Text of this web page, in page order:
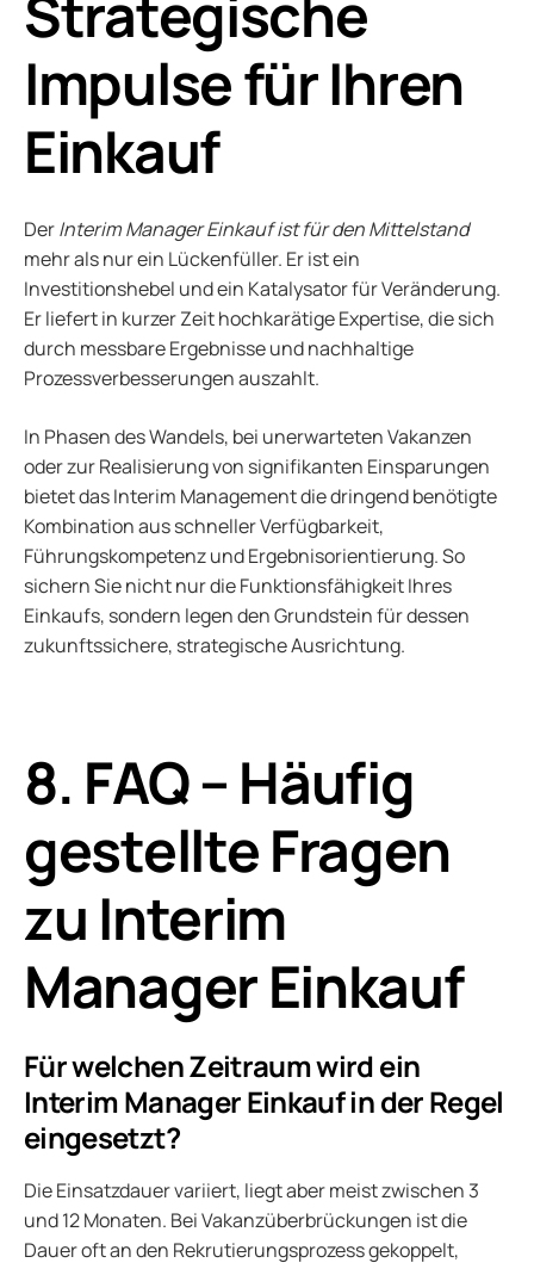
Impulse für Ihren
Einkauf
DerInterim Manager Einkauf ist für den Mittelstand
mehr als nur ein Lückenfüller. Er ist ein
Investitionshebel und ein Katalysator für Veränderung.
Er liefert in kurzer Zeit hochkarätige Expertise, die sich
durch messbare Ergebnisse und nachhaltige
Prozessverbesserungen auszahlt.
In Phasen des Wandels, bei unerwarteten Vakanzen
oder zur Realisierung von signifikanten Einsparungen
bietet das Interim Management die dringend benötigte
Kombination aus schneller Verfügbarkeit,
Führungskompetenz und Ergebnisorientierung. So
sichern Sie nicht nur die Funktionsfähigkeit Ihres
Einkaufs, sondern legen den Grundstein für dessen
zukunftssichere, strategische Ausrichtung.
8. FAQ – Häufig
gestellte Fragen
zu Interim
Manager Einkauf
Für welchen Zeitraum wird ein
Interim Manager Einkauf in der Regel
eingesetzt?
Die Einsatzdauer variiert, liegt aber meist zwischen 3
und 12 Monaten. Bei Vakanzüberbrückungen ist die
Dauer oft an den Rekrutierungsprozess gekoppelt,